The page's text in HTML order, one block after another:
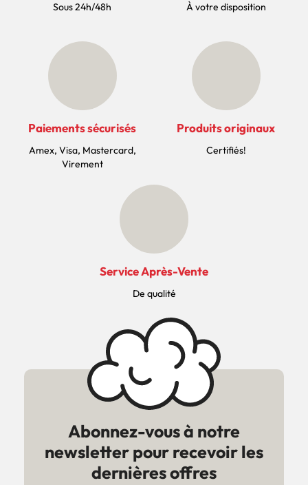
Sous 24h/48h À votre disposition
Paiements sécurisés
Amex, Visa, Mastercard,
Virement
Produits originaux
Certifiés!
Service Après-Vente
De qualité
Abonnez-vous à notre
newsletter pour recevoir les
dernières offres